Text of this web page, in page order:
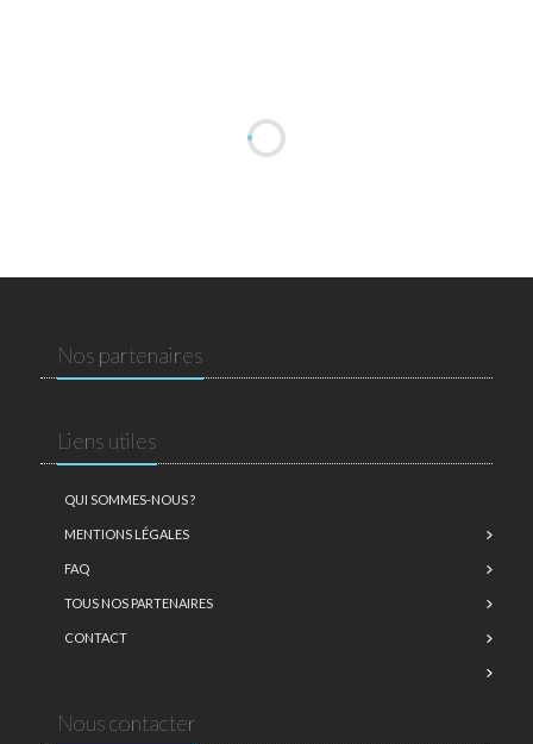
Nos partenaires
Liens utiles
QUI SOMMES-NOUS ?
MENTIONS LÉGALES
FAQ
TOUS NOS PARTENAIRES
CONTACT
Nous contacter